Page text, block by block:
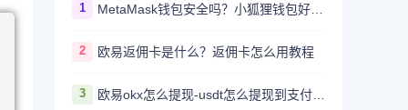
1 MetaMask钱包安全吗？小狐狸钱包好用吗？
2 欧易返佣卡是什么？返佣卡怎么用教程
3 欧易okx怎么提现-usdt怎么提现到支付宝教程